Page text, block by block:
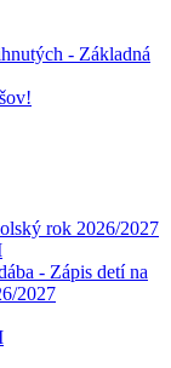
- Základná
rok 2026/2027
- Zápis detí na
2027